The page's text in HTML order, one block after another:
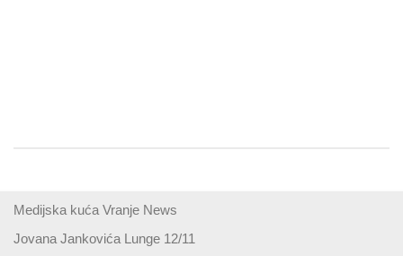
Medijska kuća Vranje News
Jovana Jankovića Lunge 12/11